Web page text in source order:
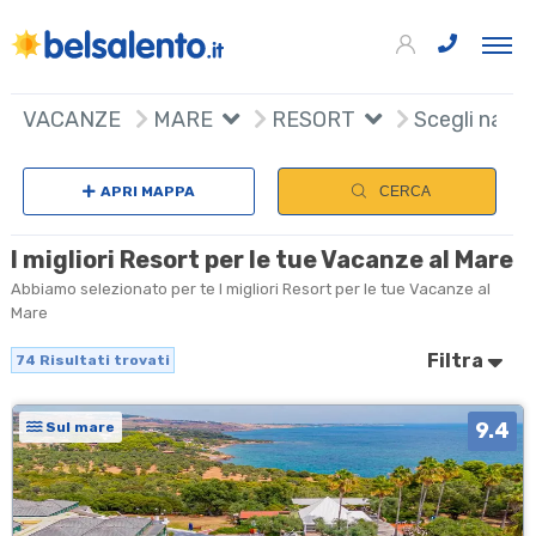
VACANZE MARE RESORT Scegli
APRI MAPPA CERCA
I migliori Resort per le tue Vacanze al Mare
Abbiamo selezionato per te I migliori Resort per le tue Vacanze al
Mare
74 Risultati trovati Filtra
Sul mare 9.4
+